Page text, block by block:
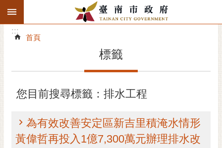
跳到主要內容區塊
搜
階
精彩府城
市府團隊
:::
:::
首頁
標籤
您目前搜尋標籤：排水工程
為有效改善安定區新吉里積淹水情形
黃偉哲再投入1億7,300萬元辦理排水改